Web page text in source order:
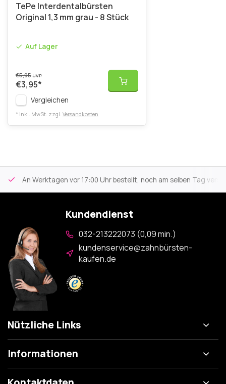
TePe Interdentalbürsten
Original 1,3 mm grau - 8 Stück
Auf Lager
€5,95UVP
€3,95*
Vergleichen
* Inkl. MwSt. zzgl. Versandkosten
An Werktagen vor 17:00 Uhr bestellt, noch am selben Tag
Kundendienst
032-213222073 (0,09 min.)
kundenservice@zahnbürsten-
kaufen.de
Nützliche Links
Informationen